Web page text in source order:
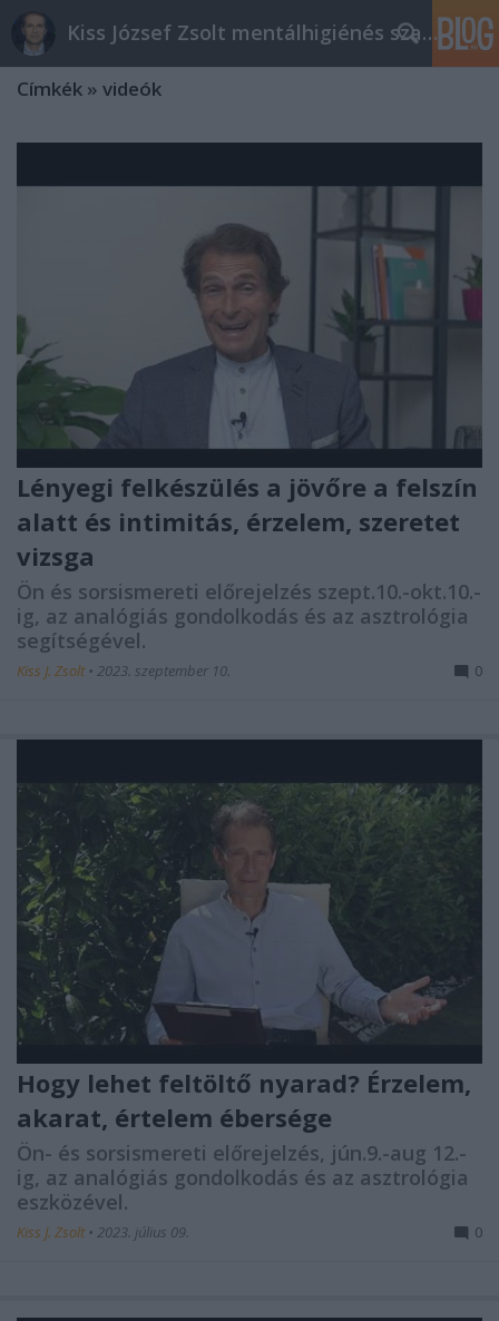
Kiss József Zsolt mentálhigiénés szakember
Címkék » videók
Lényegi felkészülés a jövőre a felszín
alatt és intimitás, érzelem, szeretet
vizsga
Ön és sorsismereti előrejelzés szept.10.-okt.10.-
ig, az analógiás gondolkodás és az asztrológia
segítségével.
Kiss J. Zsolt • 2023. szeptember 10. 0
Hogy lehet feltöltő nyarad? Érzelem,
akarat, értelem ébersége
Ön- és sorsismereti előrejelzés, jún.9.-aug 12.-
ig, az analógiás gondolkodás és az asztrológia
eszközével.
Kiss J. Zsolt • 2023. július 09. 0